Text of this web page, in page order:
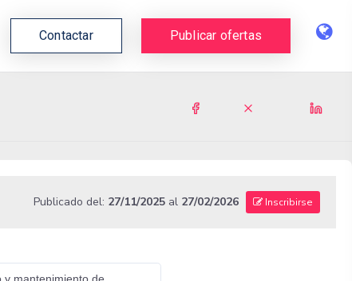
Contactar Publicar ofertas
Publicado del: 27/11/2025al 27/02/2026 Inscribirse